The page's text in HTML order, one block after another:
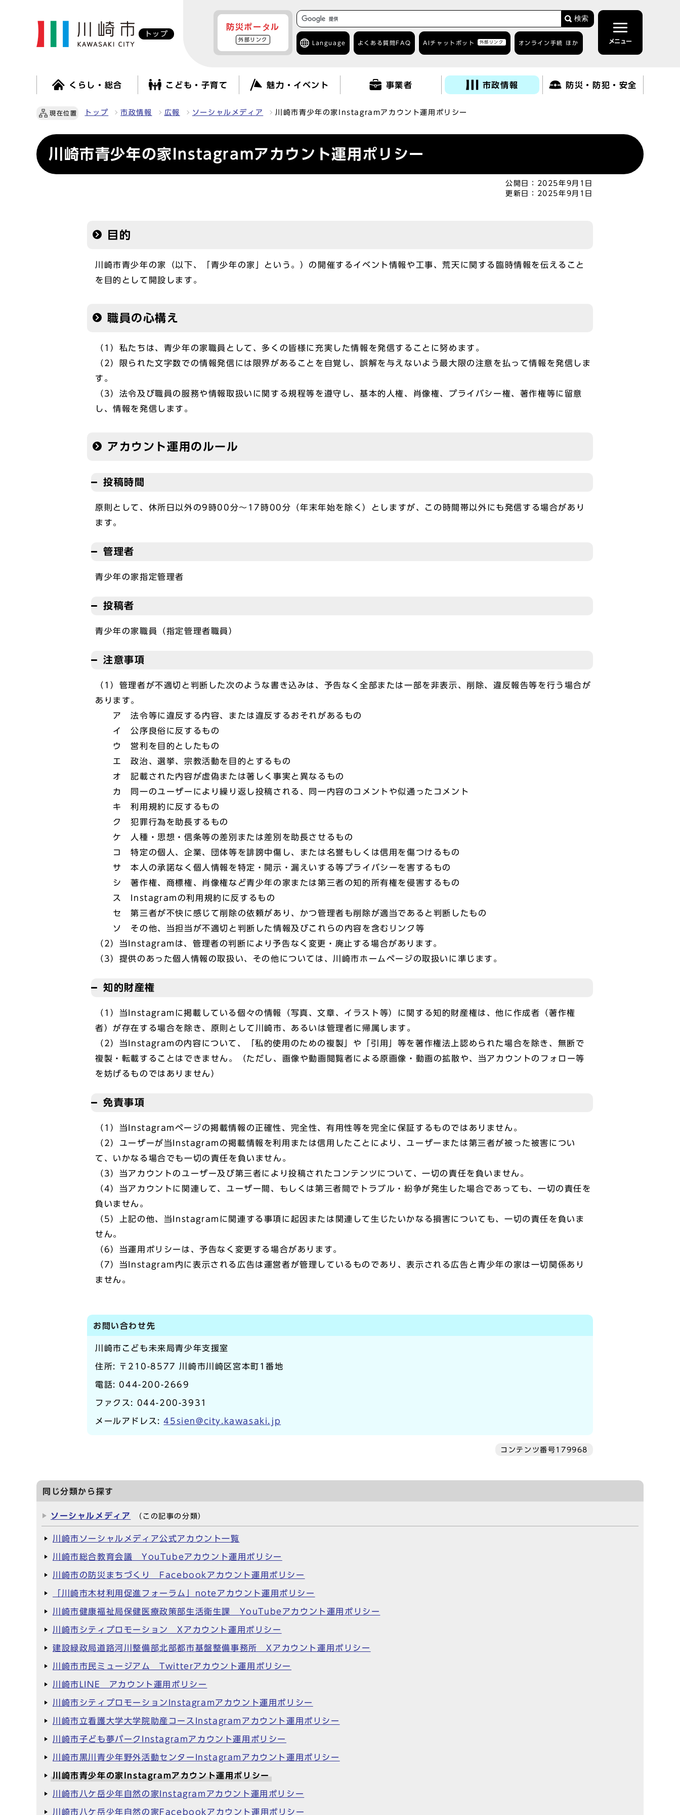
トップ
防災ポータル
外部リンク
検索
Language よくある質問 FAQ AIチャットボット 外部リンク オンライン手続 ほか メニュー
くらし・総合 こども・子育て 魅力・イベント 事業者 市政情報 防災・防犯・安全
現在位置 トップ 市政情報 広報 ソーシャルメディア 川崎市青少年の家Instagramアカウント運用ポリシー
川崎市青少年の家Instagramアカウント運用ポリシー
公開日：
2025年9月1日
更新日：
2025年9月1日
目的
川崎市青少年の家（以下、「青少年の家」という。）の開催するイベント情報や工事、荒天に関する臨時情報を伝えること
を目的として開設します。
職員の心構え
（1）私たちは、青少年の家職員として、多くの皆様に充実した情報を発信することに努めます。
（2）限られた文字数での情報発信には限界があることを自覚し、誤解を与えないよう最大限の注意を払って情報を発信しま
す。
（3）法令及び職員の服務や情報取扱いに関する規程等を遵守し、基本的人権、肖像権、プライバシー権、著作権等に留意
し、情報を発信します。
アカウント運用のルール
投稿時間
原則として、休所日以外の9時00分～17時00分（年末年始を除く）としますが、この時間帯以外にも発信する場合があり
ます。
管理者
青少年の家指定管理者
投稿者
青少年の家職員（指定管理者職員）
注意事項
（1）管理者が不適切と判断した次のような書き込みは、予告なく全部または一部を非表示、削除、違反報告等を行う場合が
あります。
ア 法令等に違反する内容、または違反するおそれがあるもの
イ 公序良俗に反するもの
ウ 営利を目的としたもの
エ 政治、選挙、宗教活動を目的とするもの
オ 記載された内容が虚偽または著しく事実と異なるもの
カ 同一のユーザーにより繰り返し投稿される、同一内容のコメントや似通ったコメント
キ 利用規約に反するもの
ク 犯罪行為を助長するもの
ケ 人種・思想・信条等の差別または差別を助長させるもの
コ 特定の個人、企業、団体等を誹謗中傷し、または名誉もしくは信用を傷つけるもの
サ 本人の承諾なく個人情報を特定・開示・漏えいする等プライバシーを害するもの
シ 著作権、商標権、肖像権など青少年の家または第三者の知的所有権を侵害するもの
ス Instagramの利用規約に反するもの
セ 第三者が不快に感じて削除の依頼があり、かつ管理者も削除が適当であると判断したもの
ソ その他、当担当が不適切と判断した情報及びこれらの内容を含むリンク等
（2）当Instagramは、管理者の判断により予告なく変更・廃止する場合があります。
（3）提供のあった個人情報の取扱い、その他については、川崎市ホームページの取扱いに準じます。
知的財産権
（1）当Instagramに掲載している個々の情報（写真、文章、イラスト等）に関する知的財産権は、他に作成者（著作権
者）が存在する場合を除き、原則として川崎市、あるいは管理者に帰属します。
（2）当Instagramの内容について、「私的使用のための複製」や「引用」等を著作権法上認められた場合を除き、無断で
複製・転載することはできません。（ただし、画像や動画閲覧者による原画像・動画の拡散や、当アカウントのフォロー等
を妨げるものではありません）
免責事項
（1）当Instagramページの掲載情報の正確性、完全性、有用性等を完全に保証するものではありません。
（2）ユーザーが当Instagramの掲載情報を利用または信用したことにより、ユーザーまたは第三者が被った被害につい
て、いかなる場合でも一切の責任を負いません。
（3）当アカウントのユーザー及び第三者により投稿されたコンテンツについて、一切の責任を負いません。
（4）当アカウントに関連して、ユーザー間、もしくは第三者間でトラブル・紛争が発生した場合であっても、一切の責任を
負いません。
（5）上記の他、当Instagramに関連する事項に起因または関連して生じたいかなる損害についても、一切の責任を負いま
せん。
（6）当運用ポリシーは、予告なく変更する場合があります。
（7）当Instagram内に表示される広告は運営者が管理しているものであり、表示される広告と青少年の家は一切関係あり
ません。
お問い合わせ先
川崎市こども未来局青少年支援室
住所: 〒210-8577 川崎市川崎区宮本町1番地
電話: 044-200-2669
ファクス: 044-200-3931
メールアドレス:45sien@city.kawasaki.jp
コンテンツ番号179968
同じ分類から探す
ソーシャルメディア （この記事の分類）
川崎市ソーシャルメディア公式アカウント一覧
川崎市総合教育会議 YouTubeアカウント運用ポリシー
川崎市の防災まちづくり Facebookアカウント運用ポリシー
「川崎市木材利用促進フォーラム」noteアカウント運用ポリシー
川崎市健康福祉局保健医療政策部生活衛生課 YouTubeアカウント運用ポリシー
川崎市シティプロモーション Xアカウント運用ポリシー
建設緑政局道路河川整備部北部都市基盤整備事務所 Xアカウント運用ポリシー
川崎市市民ミュージアム Twitterアカウント運用ポリシー
川崎市LINE アカウント運用ポリシー
川崎市シティプロモーションInstagramアカウント運用ポリシー
川崎市立看護大学大学院助産コースInstagramアカウント運用ポリシー
川崎市子ども夢パークInstagramアカウント運用ポリシー
川崎市黒川青少年野外活動センターInstagramアカウント運用ポリシー
川崎市青少年の家Instagramアカウント運用ポリシー
川崎市八ケ岳少年自然の家Instagramアカウント運用ポリシー
川崎市八ケ岳少年自然の家Facebookアカウント運用ポリシー